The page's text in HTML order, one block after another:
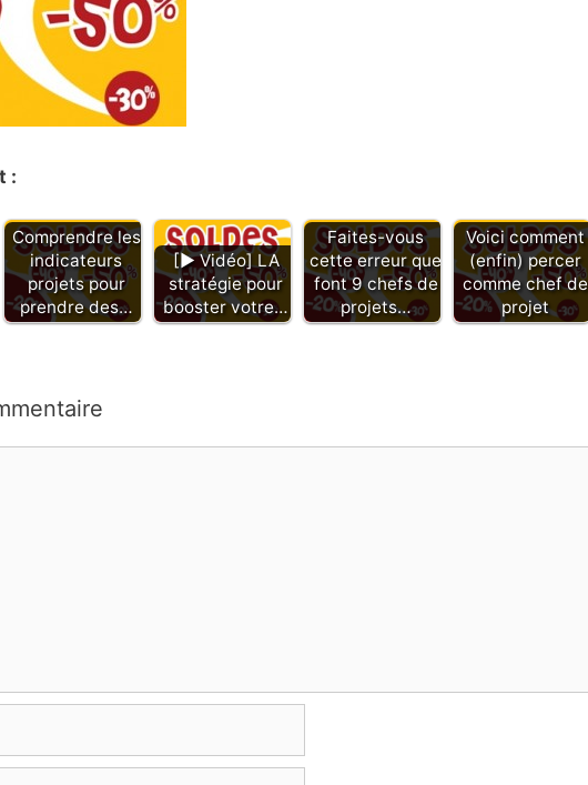
:
Comprendre les
indicateurs
projets pour
prendre des…
[ ▶ Vidéo] LA
stratégie pour
booster votre…
Faites-vous
cette erreur que
font 9 chefs de
projets…
Voici comment
(enfin) percer
comme chef de
projet